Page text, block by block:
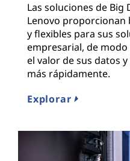
Las soluciones de Big
Lenovo proporcionan
y flexibles para sus
empresarial, de
el valor de sus datos
más rápidamente.
Explorar